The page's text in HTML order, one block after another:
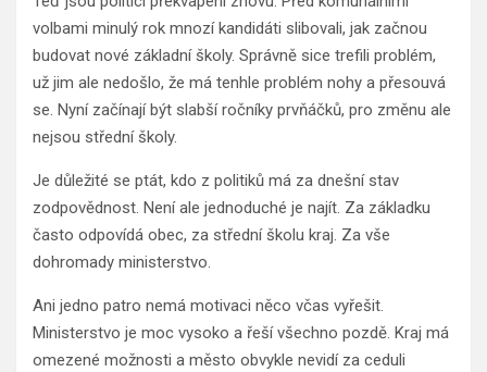
volbami minulý rok mnozí kandidáti slibovali, jak začnou
budovat nové základní školy. Správně sice trefili problém,
už jim ale nedošlo, že má tenhle problém nohy a přesouvá
se. Nyní začínají být slabší ročníky prvňáčků, pro změnu ale
nejsou střední školy.
Je důležité se ptát, kdo z politiků má za dnešní stav
zodpovědnost. Není ale jednoduché je najít. Za základku
často odpovídá obec, za střední školu kraj. Za vše
dohromady ministerstvo.
Ani jedno patro nemá motivaci něco včas vyřešit.
Ministerstvo je moc vysoko a řeší všechno pozdě. Kraj má
omezené možnosti a město obvykle nevidí za ceduli